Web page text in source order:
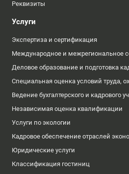
Реквизиты
Услуги
Экспертиза и сертификация
Международное и межрегиональное
Деловое образование и подготовка
Специальная оценка условий труда,
Ведение бухгалтерского и кадрового
Независимая оценка квалификации
Услуги по экологии
Кадровое обеспечение отраслей
Юридические услуги
Классификация гостиниц